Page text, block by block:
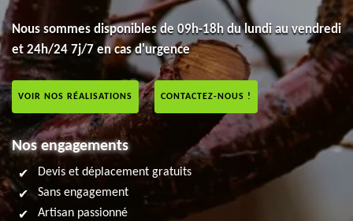
Nous sommes disponibles de 09h-18h du lundi au vendredi
et 24h/24 7j/7 en cas d'urgence
VOIR NOS RÉALISATIONS CONTACTEZ-NOUS !
Nos engagements
Devis et déplacement gratuits
Sans engagement
Artisan passionné